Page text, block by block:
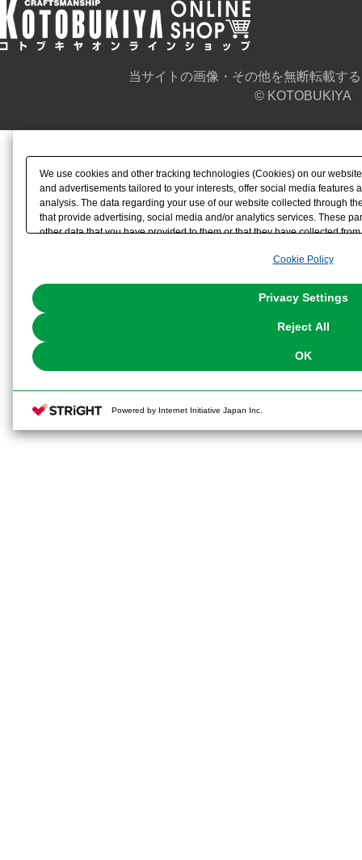
当サイトの画像・その他を無断転載す
© KOTOBUKIYA
We use cookies and other tracking technologies (Cookies) on our
and advertisements tailored to your interests, offer social media features
analysis. The data regarding your use of our website collected through
that provide advertising, social media and/or analytics services. These
other data that you have provided to them or that they have collected
the use of all Cookies except for Strictly Necessary Cookies, please
Cookie Policy
Privacy Settings
Reject All
OK
Powered by Internet Initiative Japan Inc.